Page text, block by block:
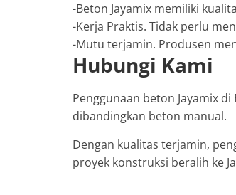
-Beton Jayamix memiliki
-Kerja Praktis. Tidak perlu
-Mutu terjamin. Produsen
Hubungi Kami
Penggunaan beton Jayamix
dibandingkan beton manual.
Dengan kualitas terjamin,
proyek konstruksi beralih ke